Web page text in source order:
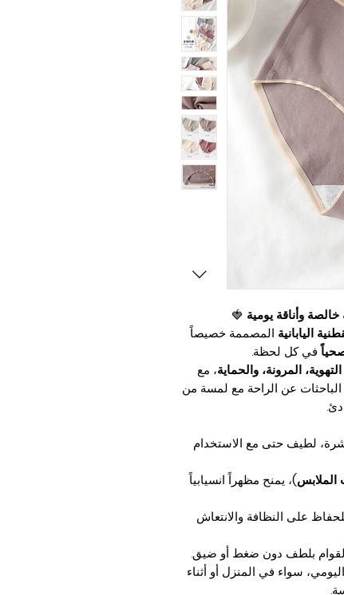
خالصة وأناقة يومية 🍓
اليابانية المصممة خصيصاً
في كل لحظة.
التهوية، المرونة، والحماية، مع
عن الراحة مع لمسة من
لطيف حتى مع الاستخدام
الملابس)، يمنح مظهراً انسيابياً
على النظافة والانتعاش
بلطف دون ضغط أو ضيق.
سواء في المنزل أو أثناء